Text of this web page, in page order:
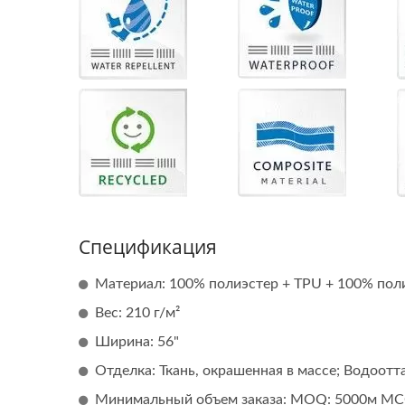
Спецификация
Материал: 100% полиэстер + TPU + 100%
Вес: 210 г/м²
Ширина: 56"
Отделка: Ткань, окрашенная в массе;
Минимальный объем заказа: MOQ: 5000м
Зеленый Графеновый Терри